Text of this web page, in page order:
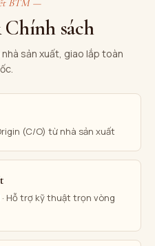
BTM —
sách
sản xuất, giao lắp toàn
(C/O) từ nhà sản xuất
Hỗ trợ kỹ thuật trọn vòng